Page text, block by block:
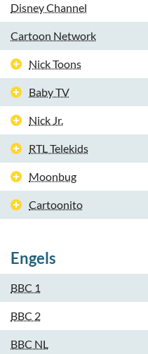
Disney Channel
Cartoon Network
Nick Toons
Baby TV
Nick Jr.
RTL Telekids
Moonbug
Cartoonito
Engels
BBC 1
BBC 2
BBC NL